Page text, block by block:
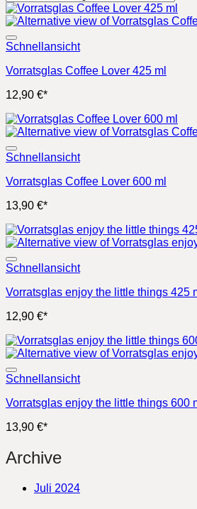
Schnellansicht
Vorratsglas Coffee Lover 425 ml
12,90 €*
Schnellansicht
Vorratsglas Coffee Lover 600 ml
13,90 €*
Schnellansicht
Vorratsglas enjoy the little things 425
12,90 €*
Schnellansicht
Vorratsglas enjoy the little things 600
13,90 €*
Archive
Juli 2024